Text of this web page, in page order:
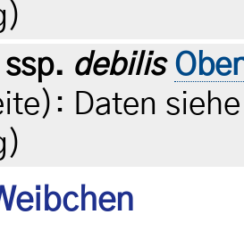
ssp. debilis
Daten